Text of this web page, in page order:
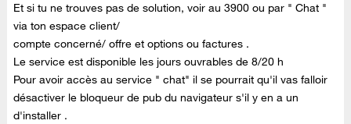
Et si tu ne trouves pas de solution, voir au 3900 ou par " Chat "
via ton espace client/
compte concerné/ offre et options ou factures .
Le service est disponible les jours ouvrables de 8/20 h
Pour avoir accès au service " chat" il se pourrait qu'il vas falloir
désactiver le bloqueur de pub du navigateur s'il y en a un
d'installer .